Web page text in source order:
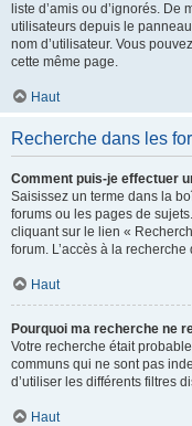
liste d’amis ou d’ignorés.
utilisateurs depuis le
nom d’utilisateur. Vous
cette même page.
Haut
Recherche dans les
Comment puis-je effectuer
Saisissez un terme dans la
forums ou les pages de
cliquant sur le lien «
forum. L’accès à la
Haut
Pourquoi ma recherche ne
Votre recherche était
communs qui ne sont pas
d’utiliser les différents filtres
Haut